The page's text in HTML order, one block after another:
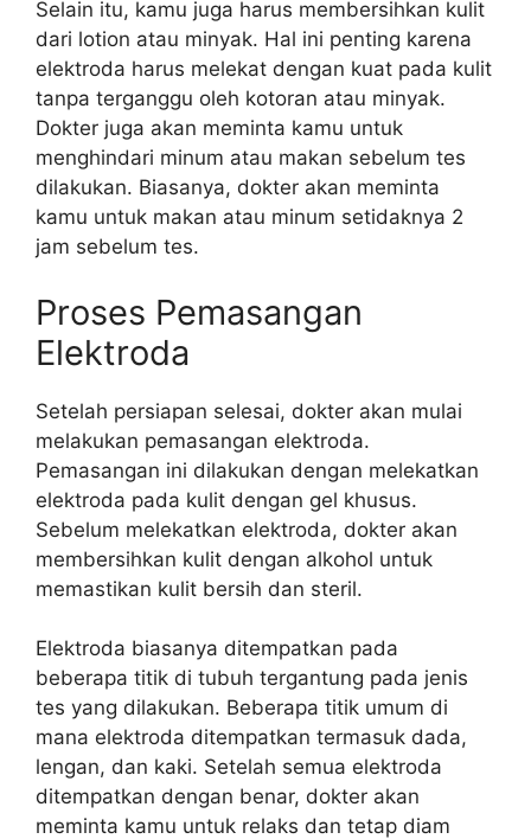
Selain itu, kamu juga harus membersihkan kulit
dari lotion atau minyak. Hal ini penting karena
elektroda harus melekat dengan kuat pada kulit
tanpa terganggu oleh kotoran atau minyak.
Dokter juga akan meminta kamu untuk
menghindari minum atau makan sebelum tes
dilakukan. Biasanya, dokter akan meminta
kamu untuk makan atau minum setidaknya 2
jam sebelum tes.
Proses Pemasangan
Elektroda
Setelah persiapan selesai, dokter akan mulai
melakukan pemasangan elektroda.
Pemasangan ini dilakukan dengan melekatkan
elektroda pada kulit dengan gel khusus.
Sebelum melekatkan elektroda, dokter akan
membersihkan kulit dengan alkohol untuk
memastikan kulit bersih dan steril.
Elektroda biasanya ditempatkan pada
beberapa titik di tubuh tergantung pada jenis
tes yang dilakukan. Beberapa titik umum di
mana elektroda ditempatkan termasuk dada,
lengan, dan kaki. Setelah semua elektroda
ditempatkan dengan benar, dokter akan
meminta kamu untuk relaks dan tetap diam